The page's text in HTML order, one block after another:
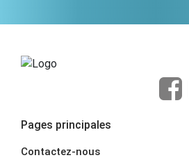
Pages principales
Contactez-nous